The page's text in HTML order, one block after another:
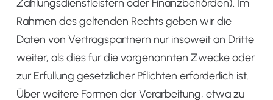
Zahlungsdienstleistern oder Finanzbehörden). Im
Rahmen des geltenden Rechts geben wir die
Daten von Vertragspartnern nur insoweit an Dritte
weiter, als dies für die vorgenannten Zwecke oder
zur Erfüllung gesetzlicher Pflichten erforderlich ist.
Über weitere Formen der Verarbeitung, etwa zu